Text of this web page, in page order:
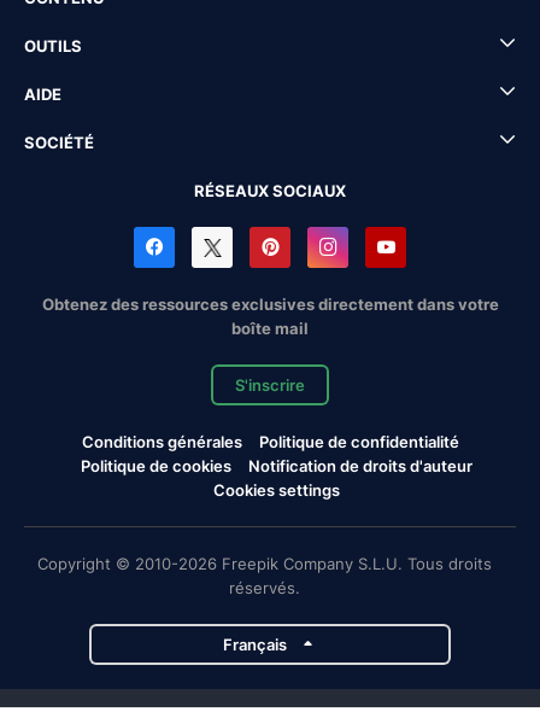
OUTILS
AIDE
SOCIÉTÉ
RÉSEAUX SOCIAUX
Obtenez des ressources exclusives directement dans votre
boîte mail
S'inscrire
Conditions générales
Politique de confidentialité
Politique de cookies
Notification de droits d'auteur
Cookies settings
Copyright © 2010-2026 Freepik Company S.L.U. Tous droits
réservés.
Français